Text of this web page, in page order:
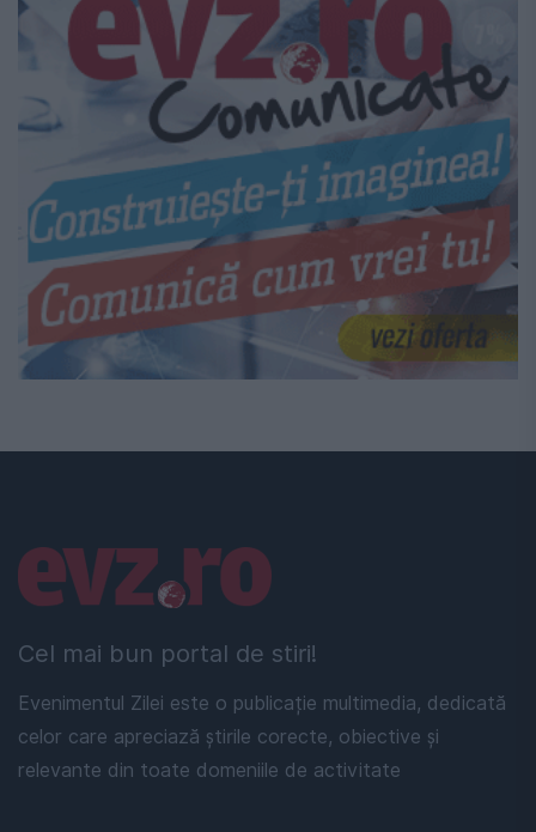
Cel mai bun portal de stiri!
Evenimentul Zilei este o publicație multimedia, dedicată
celor care apreciază știrile corecte, obiective și
relevante din toate domeniile de activitate
Linkuri utile